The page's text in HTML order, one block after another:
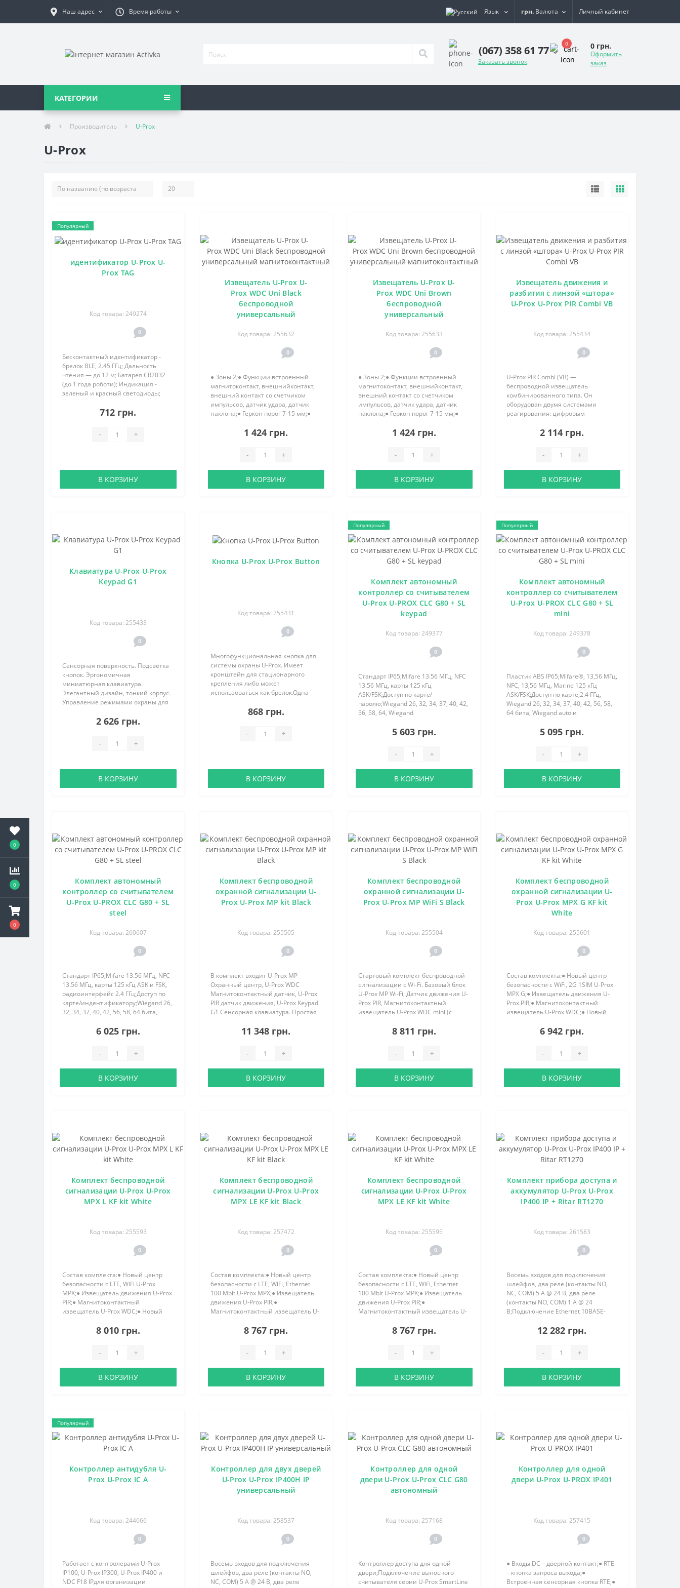
0
0
0
Наш адрес Время работы Язык грн. Валюта Личный кабинет
(067) 358 61 77
Заказать звонок
0 0 грн.
Оформить
заказ
КАТЕГОРИИ
Производитель U-Prox
U-Prox
Популярный
идентификатор U-Prox U-
Prox TAG
Код товара: 249274
0
Бесконтактный идентификатор -
брелок BLE, 2.45 ГГц; Дальность
чтения — до 12 м; Батарея CR2032
(до 1 года роботи); Индикация -
зеленый и красный светодиоды;
Размеры: диаметр 38 мм х высота 8
мм, длина ремешка 1..
712 грн.
- +
В КОРЗИНУ
Извещатель U-Prox U-
Prox WDC Uni Black
беспроводной
универсальный
Код товара: 255632
0
● Зоны 2;● Функции встроенный
магнитоконтакт, внешнийконтакт,
внешний контакт со счетчиком
импульсов, датчик удара, датчик
наклона;● Геркон порог 7-15 мм;●
-20°C...+50°C;● Питание 3В, CR123A..
1 424 грн.
- +
В КОРЗИНУ
Извещатель U-Prox U-
Prox WDC Uni Brown
беспроводной
универсальный
Код товара: 255633
0
● Зоны 2;● Функции встроенный
магнитоконтакт, внешнийконтакт,
внешний контакт со счетчиком
импульсов, датчик удара, датчик
наклона;● Геркон порог 7-15 мм;●
-20°C...+50°C;● Питание 3В, CR123A..
1 424 грн.
- +
В КОРЗИНУ
Извещатель движения и
разбития с линзой «штора»
U-Prox U-Prox PIR Combi VB
Код товара: 255434
0
U-Prox PIR Combi (VB) —
беспроводной извещатель
комбинированного типа. Он
оборудован двумя системами
реагирования: цифровым
датчиком (или PIR-датчиком) и
акустическим датчиком. С помощью
2 114 грн.
- +
В КОРЗИНУ
Клавиатура U-Prox U-Prox
Keypad G1
Код товара: 255433
0
Сенсорная поверхность. Подсветка
кнопок. Эргономичная
миниатюрная клавиатура.
Элегантный дизайн, тонкий корпус.
Управление режимами охраны для
две литиевые батареи ААА, до 2-ух
лет работы. Простой и удобный
2 626 грн.
- +
В КОРЗИНУ
Кнопка U-Prox U-Prox Button
Код товара: 255431
0
Многофункциональная кнопка для
системы охраны U-Prox. Имеет
кронштейн для стационарного
крепления либо может
использоваться как брелок.Одна
лет работы на батарее
CR2032.Дальность — до 400 м.
868 грн.
- +
В КОРЗИНУ
Популярный
Комплект автономный
контроллер со считывателем
U-Prox U-PROX CLC G80 + SL
keypad
Код товара: 249377
0
Стандарт IP65;Mifare 13.56 МГц, NFC
13.56 МГц, карты 125 кГц
ASK/FSK;Доступ по карте/
паролю;Wiegand 26, 32, 34, 37, 40, 42,
56, 58, 64, Wiegand
5 603 грн.
- +
В КОРЗИНУ
Популярный
Комплект автономный
контроллер со считывателем
U-Prox U-PROX CLC G80 + SL
mini
Код товара: 249378
0
Пластик ABS IP65;Mifare®, 13,56 МГц,
NFC, 13,56 МГц, Marine 125 кГц
ASK/FSK;Доступ по карте;2.4 ГГц,
Wiegand 26, 32, 34, 37, 40, 42, 56, 58,
64 бита, Wiegand auto и
5 095 грн.
- +
В КОРЗИНУ
Комплект автономный
контроллер со считывателем
U-Prox U-PROX CLC G80 + SL
steel
Код товара: 260607
0
Стандарт IP65;Mifare 13.56 МГц, NFC
13.56 МГц, карты 125 кГц ASK и FSK,
радиоинтерфейс 2.4 ГГц;Доступ по
карте/индентификатору;Wiegand 26,
32, 34, 37, 40, 42, 56, 58, 64 бита,
6 025 грн.
- +
В КОРЗИНУ
Комплект беспроводной
охранной сигнализации U-
Prox U-Prox MP kit Black
Код товара: 255505
0
В комплект входит U-Prox MP
Охранный центр, U-Prox WDC
Магнитоконтактный датчик, U-Prox
PIR датчик движения, U-Prox Keypad
G1 Сенсорная клавиатура. Простая
приложения, настройка Ethernet по
Bluetooth. 30 групп охраны..
11 348 грн.
- +
В КОРЗИНУ
Комплект беспроводной
охранной сигнализации U-
Prox U-Prox MP WiFi S Black
Код товара: 255504
0
Стартовый комплект беспроводной
сигнализации с Wi-Fi. Базовый блок
U-Prox MP Wi-Fi, Датчик движения U-
Prox PIR, Магнитоконтактный
извещатель U-Prox WDC mini (с
U-Prox Keyfob..8 811 грн.
- +
В КОРЗИНУ
Комплект беспроводной
охранной сигнализации U-
Prox U-Prox MPX G KF kit
White
Код товара: 255601
0
Состав комплекта:● Новый центр
безопасности с WiFi, 2G 1SIM U-Prox
MPX G;● Извещатель движения U-
Prox PIR;● Магнитоконтактный
извещатель U-Prox WDC;● Новый
6 942 грн.
- +
В КОРЗИНУ
Комплект беспроводной
сигнализации U-Prox U-Prox
MPX L KF kit White
Код товара: 255593
0
Состав комплекта:● Новый центр
безопасности с LTE, WiFi U-Prox
MPX;● Извещатель движения U-Prox
PIR;● Магнитоконтактный
извещатель U-Prox WDC;● Новый
8 010 грн.
- +
В КОРЗИНУ
Комплект беспроводной
сигнализации U-Prox U-Prox
MPX LE KF kit Black
Код товара: 257472
0
Состав комплекта:● Новый центр
безопасности с LTE, WiFi, Ethernet
100 Mbit U-Prox MPX;● Извещатель
движения U-Prox PIR;●
Магнитоконтактный извещатель U-
брелок U-Prox Keyfob b4..
8 767 грн.
- +
В КОРЗИНУ
Комплект беспроводной
сигнализации U-Prox U-Prox
MPX LE KF kit White
Код товара: 255595
0
Состав комплекта:● Новый центр
безопасности с LTE, WiFi, Ethernet
100 Mbit U-Prox MPX;● Извещатель
движения U-Prox PIR;●
Магнитоконтактный извещатель U-
брелок U-Prox Keyfob b4..
8 767 грн.
- +
В КОРЗИНУ
Комплект прибора доступа и
аккумулятор U-Prox U-Prox
IP400 IP + Ritar RT1270
Код товара: 261583
0
Восемь входов для подключения
шлейфов, два реле (контакты NO,
NC, COM) 5 А @ 24 В, два реле
(контакты NO, COM) 1 А @ 24
В;Подключение Ethernet 10BASE-
26, 37, 42;Память на 31768
идентификаторов, 47000 событий,
12 282 грн.
- +
В КОРЗИНУ
Популярный
Контроллер антидубля U-
Prox U-Prox IC A
Код товара: 244666
0
Работает с контролерами U-Prox
IP100, U-Prox IP300, U-Prox IP400 и
NDC F18 IPдля организации
Контроллер для двух дверей
U-Prox U-Prox IP400H IP
универсальный
Код товара: 258537
0
Восемь входов для подключения
шлейфов, два реле (контакты NO,
NC, COM) 5 А @ 24 В, два реле
Контроллер для одной
двери U-Prox U-Prox CLC G80
автономный
Код товара: 257168
0
Контроллер доступа для одной
двери;Подключение выносного
считывателя серии U-Prox SmartLine
Контроллер для одной
двери U-Prox U-PROX IP401
Код товара: 257415
0
● Входы DC – дверной контакт;● RTE
– кнопка запроса выхода;●
Встроенная сенсорная кнопка RTE;●